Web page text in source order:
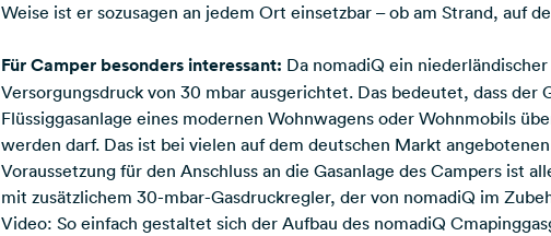
Weise ist er sozusagen an jedem Ort einsetzbar – ob am Strand, auf
Für Camper besonders interessant: Da nomadiQ ein
Versorgungsdruck von 30 mbar ausgerichtet. Das bedeutet, dass der
Flüssiggasanlage eines modernen Wohnwagens oder Wohnmobils
werden darf. Das ist bei vielen auf dem deutschen Markt
Voraussetzung für den Anschluss an die Gasanlage des Campers ist
mit zusätzlichem 30-mbar-Gasdruckregler, der von nomadiQ im
Video: So einfach gestaltet sich der Aufbau des nomadiQ